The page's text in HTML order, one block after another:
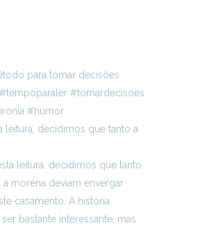
leitura, decidimos que tanto a